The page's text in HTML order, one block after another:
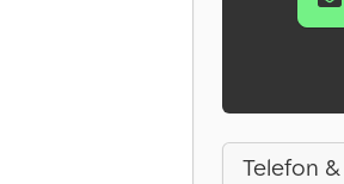
Telefon